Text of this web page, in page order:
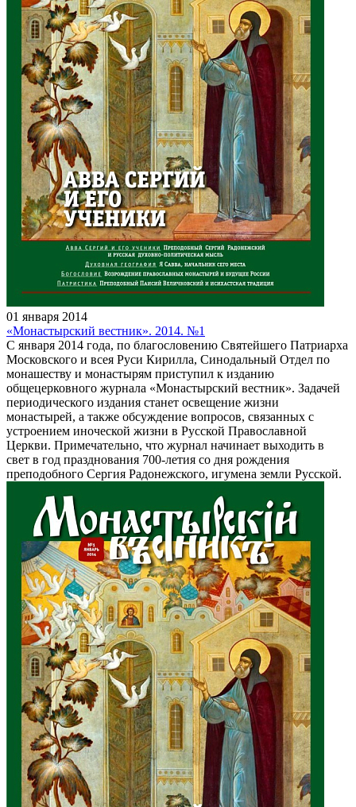
01 января 2014
«Монастырский вестник». 2014. №1
С января 2014 года, по благословению Святейшего Патриарха
Московского и всея Руси Кирилла, Синодальный Отдел по
монашеству и монастырям приступил к изданию
общецерковного журнала «Монастырский вестник». Задачей
периодического издания станет освещение жизни
монастырей, а также обсуждение вопросов, связанных с
устроением иноческой жизни в Русской Православной
Церкви. Примечательно, что журнал начинает выходить в
свет в год празднования 700-летия со дня рождения
преподобного Сергия Радонежского, игумена земли Русской.